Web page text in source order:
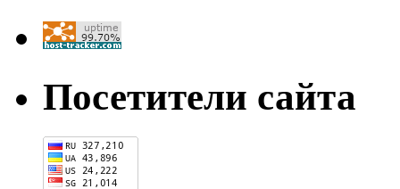
Посетители сайта